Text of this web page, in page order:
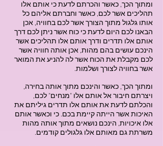
ומתוך הכך, כאשר והכרתם לדעת כי אותם אלו
תהליכים אשר לכם, כאשר וחברתם אליהם כל
אותו גלגול מתוך הצורך אשר לכם בחוויה, אכן
הבאנו לכם היום לדעת כי כוח אשר ניתן לכם דרך
אותם אלו תדרים ודרך אותם אלו תהליכים אשר
הינכם עושים בהם מהות, אכן אותה חוויה אשר
לכם מקבלת את הכוח אשר לה להניע את המואר
אשר בחוויה לצורך ושלמות.
ומתוך הכך, כאשר והינכם מתוך אותה בחירה,
ויצרתם חיבור אל אותם אלו "מנחים" לכם,
והכלתם לדעת את אותם אלו תדרים גיליתם את
האיכות אשר הייתה קיימת בכם. כי וכאשר אותם
אלו איכויות, הינכם נושאים מתוך אותה מהות
משרתת גם מאותם אלו גלגולים קודמים.